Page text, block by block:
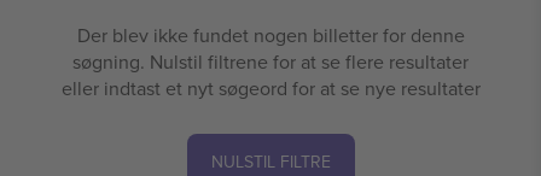
Der blev ikke fundet nogen billetter for denne
søgning. Nulstil filtrene for at se flere resultater
eller indtast et nyt søgeord for at se nye resultater
NULSTIL FILTRE